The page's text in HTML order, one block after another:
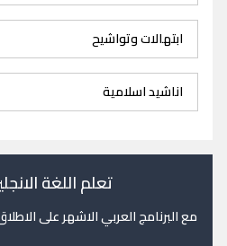
ابتهالات وتواشيح
اناشيد اسلامية
تعلم اللغة
مع البرنامج العربي الاشهر على الاطلاق وبأكثر